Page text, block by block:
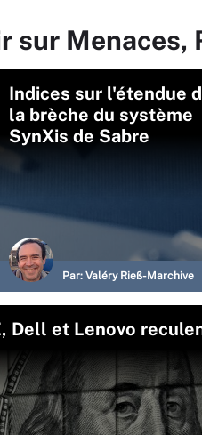
sur Menaces,
Indices sur l'étendue
la brèche du système
SynXis de Sabre
Par: Valéry Rieß-Marchive
Dell et Lenovo